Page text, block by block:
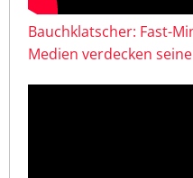
Bauchklatscher: Fast-
Medien verdecken